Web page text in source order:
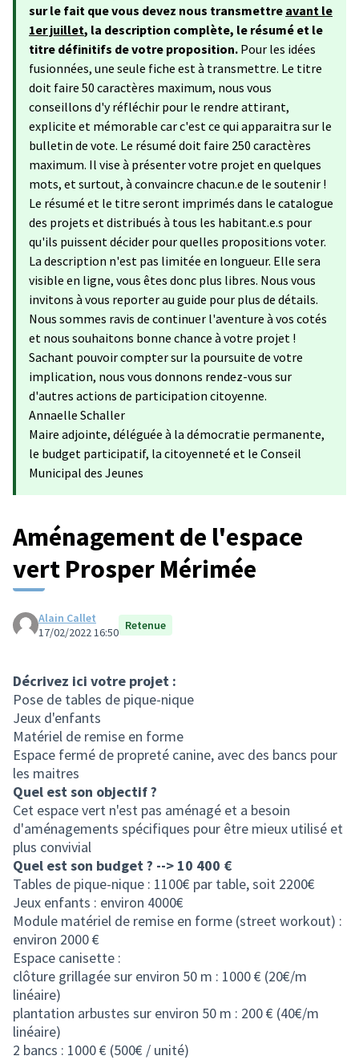
sur le fait que vous devez nous transmettre avant le
1er juillet, la description complète, le résumé et le
titre définitifs de votre proposition. Pour les idées
fusionnées, une seule fiche est à transmettre. Le titre
doit faire 50 caractères maximum, nous vous
conseillons d'y réfléchir pour le rendre attirant,
explicite et mémorable car c'est ce qui apparaitra sur le
bulletin de vote. Le résumé doit faire 250 caractères
maximum. Il vise à présenter votre projet en quelques
mots, et surtout, à convaincre chacun.e de le soutenir !
Le résumé et le titre seront imprimés dans le catalogue
des projets et distribués à tous les habitant.e.s pour
qu'ils puissent décider pour quelles propositions voter.
La description n'est pas limitée en longueur. Elle sera
visible en ligne, vous êtes donc plus libres. Nous vous
invitons à vous reporter au guide pour plus de détails.
Nous sommes ravis de continuer l'aventure à vos cotés
et nous souhaitons bonne chance à votre projet !
Sachant pouvoir compter sur la poursuite de votre
implication, nous vous donnons rendez-vous sur
d'autres actions de participation citoyenne.
Annaelle Schaller
Maire adjointe, déléguée à la démocratie permanente,
le budget participatif, la citoyenneté et le Conseil
Municipal des Jeunes
Aménagement de l'espace
vert Prosper Mérimée
Alain Callet
17/02/2022 16:50 Retenue
Décrivez ici votre projet :
Pose de tables de pique-nique
Jeux d'enfants
Matériel de remise en forme
Espace fermé de propreté canine, avec des bancs pour
les maitres
Quel est son objectif ?
Cet espace vert n'est pas aménagé et a besoin
d'aménagements spécifiques pour être mieux utilisé et
plus convivial
Quel est son budget ? --> 10 400 €
Tables de pique-nique : 1100€ par table, soit 2200€
Jeux enfants : environ 4000€
Module matériel de remise en forme (street workout) :
environ 2000 €
Espace canisette :
clôture grillagée sur environ 50 m : 1000 € (20€/m
linéaire)
plantation arbustes sur environ 50 m : 200 € (40€/m
linéaire)
2 bancs : 1000 € (500€ / unité)